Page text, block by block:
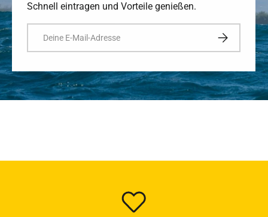
Schnell eintragen und Vorteile genießen.
ABONNIEREN